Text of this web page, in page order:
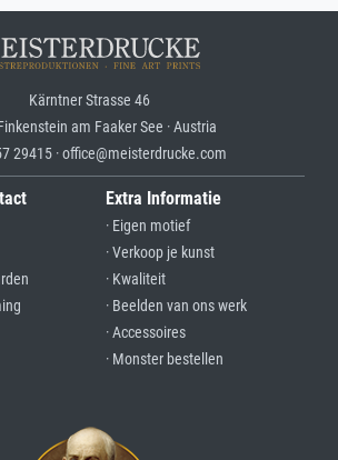
Kärntner Strasse 46
am Faaker See · Austria
29415 · office@meisterdrucke.com
Extra Informatie
· Eigen motief
· Verkoop je kunst
· Kwaliteit
· Beelden van ons werk
· Accessoires
· Monster bestellen